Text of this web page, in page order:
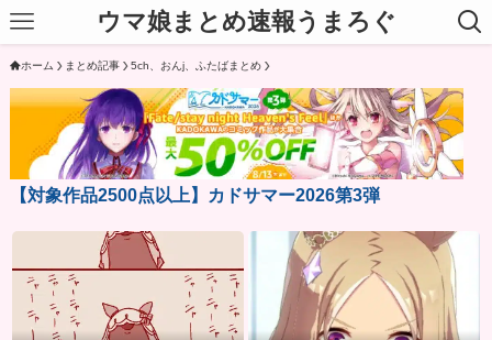
ウマ娘まとめ速報うまろぐ
ホーム まとめ記事 5ch、おんj、ふたばまとめ
【対象作品2500点以上】カドサマー2026第3弾